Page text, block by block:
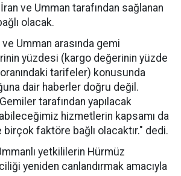
ve Umman tarafından sağlanan
olacak.
Umman arasında gemi
yüzdesi (kargo değerinin yüzde
tarifeler) konusunda
dair haberler doğru değil.
tarafından yapılacak
hizmetlerin kapsamı da
faktöre bağlı olacaktır." dedi.
yetkililerin Hürmüz
yeniden canlandırmak amacıyla